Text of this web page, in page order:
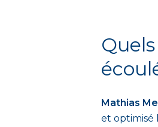
Mathias
et optimisé